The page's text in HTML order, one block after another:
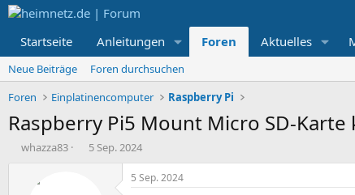
Startseite Anleitungen Foren Aktuelles
Neue Beiträge
Foren durchsuchen
Foren
Einplatinencomputer Raspberry Pi
Raspberry Pi5 Mount Micro SD-
E
whazza83
E
5 Sep. 2024
5 Sep. 2024